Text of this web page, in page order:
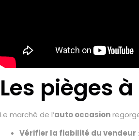
Les pièges
Le marché de l’auto occasion
Vérifier la fiabilité du vendeur